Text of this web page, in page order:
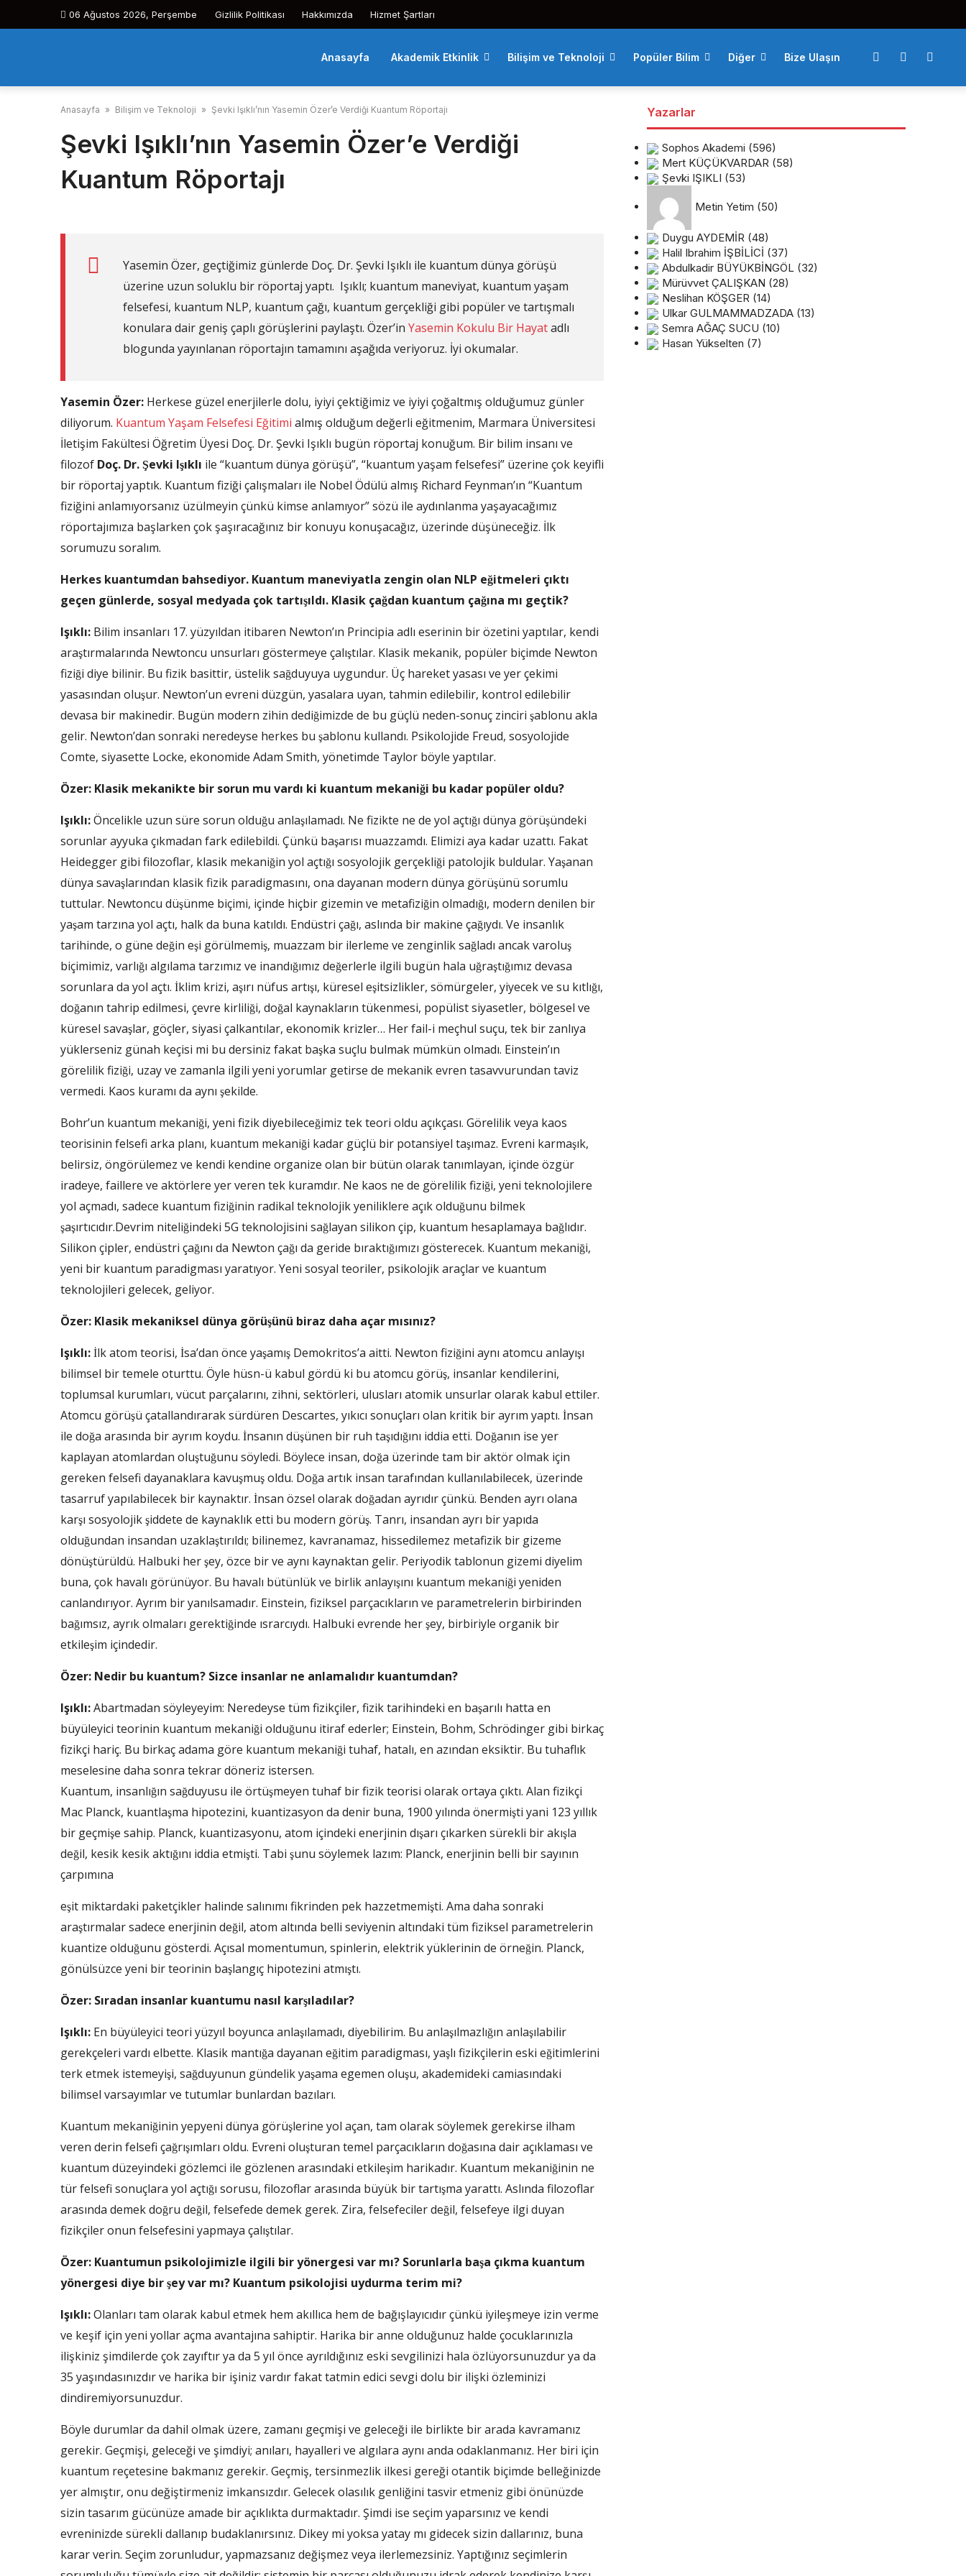
06 Ağustos 2026, Perşembe Gizlilik Politikası Hakkımızda Hizmet Şartları
Anasayfa Akademik Etkinlik Bilişim ve Teknoloji Popüler Bilim Diğer Bize Ulaşın
Anasayfa » Bilişim ve Teknoloji » Şevki Işıklı’nın Yasemin Özer’e Verdiği Kuantum Röportajı
Şevki Işıklı’nın Yasemin Özer’e Verdiği
Kuantum Röportajı
Yasemin Özer, geçtiğimiz günlerde Doç. Dr. Şevki Işıklı ile kuantum dünya görüşü
üzerine uzun soluklu bir röportaj yaptı. Işıklı; kuantum maneviyat, kuantum yaşam
felsefesi, kuantum NLP, kuantum çağı, kuantum gerçekliği gibi popüler ve tartışmalı
konulara dair geniş çaplı görüşlerini paylaştı. Özer’in Yasemin Kokulu Bir Hayatadlı
blogunda yayınlanan röportajın tamamını aşağıda veriyoruz. İyi okumalar.
Yasemin Özer: Herkese güzel enerjilerle dolu, iyiyi çektiğimiz ve iyiyi çoğaltmış olduğumuz günler
diliyorum. Kuantum Yaşam Felsefesi Eğitimi almış olduğum değerli eğitmenim, Marmara Üniversitesi
İletişim Fakültesi Öğretim Üyesi Doç. Dr. Şevki Işıklı bugün röportaj konuğum. Bir bilim insanı ve
filozof Doç. Dr. Şevki Işıklı ile “kuantum dünya görüşü”, “kuantum yaşam felsefesi” üzerine çok keyifli
bir röportaj yaptık. Kuantum fiziği çalışmaları ile Nobel Ödülü almış Richard Feynman’ın “Kuantum
fiziğini anlamıyorsanız üzülmeyin çünkü kimse anlamıyor” sözü ile aydınlanma yaşayacağımız
röportajımıza başlarken çok şaşıracağınız bir konuyu konuşacağız, üzerinde düşüneceğiz. İlk
sorumuzu soralım.
Herkes kuantumdan bahsediyor. Kuantum maneviyatla zengin olan NLP eğitmeleri çıktı
geçen günlerde, sosyal medyada çok tartışıldı. Klasik çağdan kuantum çağına mı geçtik?
Işıklı: Bilim insanları 17. yüzyıldan itibaren Newton’ın Principia adlı eserinin bir özetini yaptılar, kendi
araştırmalarında Newtoncu unsurları göstermeye çalıştılar. Klasik mekanik, popüler biçimde Newton
fiziği diye bilinir. Bu fizik basittir, üstelik sağduyuya uygundur. Üç hareket yasası ve yer çekimi
yasasından oluşur. Newton’un evreni düzgün, yasalara uyan, tahmin edilebilir, kontrol edilebilir
devasa bir makinedir. Bugün modern zihin dediğimizde de bu güçlü neden-sonuç zinciri şablonu akla
gelir. Newton’dan sonraki neredeyse herkes bu şablonu kullandı. Psikolojide Freud, sosyolojide
Comte, siyasette Locke, ekonomide Adam Smith, yönetimde Taylor böyle yaptılar.
Özer: Klasik mekanikte bir sorun mu vardı ki kuantum mekaniği bu kadar popüler oldu?
Işıklı:Öncelikle uzun süre sorun olduğu anlaşılamadı. Ne fizikte ne de yol açtığı dünya görüşündeki
sorunlar ayyuka çıkmadan fark edilebildi. Çünkü başarısı muazzamdı. Elimizi aya kadar uzattı. Fakat
Heidegger gibi filozoflar, klasik mekaniğin yol açtığı sosyolojik gerçekliği patolojik buldular. Yaşanan
dünya savaşlarından klasik fizik paradigmasını, ona dayanan modern dünya görüşünü sorumlu
tuttular. Newtoncu düşünme biçimi, içinde hiçbir gizemin ve metafiziğin olmadığı, modern denilen bir
yaşam tarzına yol açtı, halk da buna katıldı. Endüstri çağı, aslında bir makine çağıydı. Ve insanlık
tarihinde, o güne değin eşi görülmemiş, muazzam bir ilerleme ve zenginlik sağladı ancak varoluş
biçimimiz, varlığı algılama tarzımız ve inandığımız değerlerle ilgili bugün hala uğraştığımız devasa
sorunlara da yol açtı. İklim krizi, aşırı nüfus artışı, küresel eşitsizlikler, sömürgeler, yiyecek ve su kıtlığı,
doğanın tahrip edilmesi, çevre kirliliği, doğal kaynakların tükenmesi, popülist siyasetler, bölgesel ve
küresel savaşlar, göçler, siyasi çalkantılar, ekonomik krizler… Her fail-i meçhul suçu, tek bir zanlıya
yüklerseniz günah keçisi mi bu dersiniz fakat başka suçlu bulmak mümkün olmadı. Einstein’ın
görelilik fiziği, uzay ve zamanla ilgili yeni yorumlar getirse de mekanik evren tasavvurundan taviz
vermedi. Kaos kuramı da aynı şekilde.
Bohr’un kuantum mekaniği, yeni fizik diyebileceğimiz tek teori oldu açıkçası. Görelilik veya kaos
teorisinin felsefi arka planı, kuantum mekaniği kadar güçlü bir potansiyel taşımaz. Evreni karmaşık,
belirsiz, öngörülemez ve kendi kendine organize olan bir bütün olarak tanımlayan, içinde özgür
iradeye, faillere ve aktörlere yer veren tek kuramdır. Ne kaos ne de görelilik fiziği, yeni teknolojilere
yol açmadı, sadece kuantum fiziğinin radikal teknolojik yeniliklere açık olduğunu bilmek
şaşırtıcıdır.Devrim niteliğindeki 5G teknolojisini sağlayan silikon çip, kuantum hesaplamaya bağlıdır.
Silikon çipler, endüstri çağını da Newton çağı da geride bıraktığımızı gösterecek. Kuantum mekaniği,
yeni bir kuantum paradigması yaratıyor. Yeni sosyal teoriler, psikolojik araçlar ve kuantum
teknolojileri gelecek, geliyor.
Özer: Klasik mekaniksel dünya görüşünü biraz daha açar mısınız?
Işıklı:İlk atom teorisi, İsa’dan önce yaşamış Demokritos’a aitti. Newton fiziğini aynı atomcu anlayışı
bilimsel bir temele oturttu. Öyle hüsn-ü kabul gördü ki bu atomcu görüş, insanlar kendilerini,
toplumsal kurumları, vücut parçalarını, zihni, sektörleri, ulusları atomik unsurlar olarak kabul ettiler.
Atomcu görüşü çatallandırarak sürdüren Descartes, yıkıcı sonuçları olan kritik bir ayrım yaptı. İnsan
ile doğa arasında bir ayrım koydu. İnsanın düşünen bir ruh taşıdığını iddia etti. Doğanın ise yer
kaplayan atomlardan oluştuğunu söyledi. Böylece insan, doğa üzerinde tam bir aktör olmak için
gereken felsefi dayanaklara kavuşmuş oldu. Doğa artık insan tarafından kullanılabilecek, üzerinde
tasarruf yapılabilecek bir kaynaktır. İnsan özsel olarak doğadan ayrıdır çünkü. Benden ayrı olana
karşı sosyolojik şiddete de kaynaklık etti bu modern görüş. Tanrı, insandan ayrı bir yapıda
olduğundan insandan uzaklaştırıldı; bilinemez, kavranamaz, hissedilemez metafizik bir gizeme
dönüştürüldü. Halbuki her şey, özce bir ve aynı kaynaktan gelir. Periyodik tablonun gizemi diyelim
buna, çok havalı görünüyor. Bu havalı bütünlük ve birlik anlayışını kuantum mekaniği yeniden
canlandırıyor. Ayrım bir yanılsamadır. Einstein, fiziksel parçacıkların ve parametrelerin birbirinden
bağımsız, ayrık olmaları gerektiğinde ısrarcıydı. Halbuki evrende her şey, birbiriyle organik bir
etkileşim içindedir.
Özer: Nedir bu kuantum? Sizce insanlar ne anlamalıdır kuantumdan?
Işıklı:Abartmadan söyleyeyim: Neredeyse tüm fizikçiler, fizik tarihindeki en başarılı hatta en
büyüleyici teorinin kuantum mekaniği olduğunu itiraf ederler; Einstein, Bohm, Schrödinger gibi birkaç
fizikçi hariç. Bu birkaç adama göre kuantum mekaniği tuhaf, hatalı, en azından eksiktir. Bu tuhaflık
meselesine daha sonra tekrar döneriz istersen.
Kuantum, insanlığın sağduyusu ile örtüşmeyen tuhaf bir fizik teorisi olarak ortaya çıktı. Alan fizikçi
Mac Planck, kuantlaşma hipotezini, kuantizasyon da denir buna, 1900 yılında önermişti yani 123 yıllık
bir geçmişe sahip. Planck, kuantizasyonu, atom içindeki enerjinin dışarı çıkarken sürekli bir akışla
değil, kesik kesik aktığını iddia etmişti. Tabi şunu söylemek lazım: Planck, enerjinin belli bir sayının
çarpımına
eşit miktardaki paketçikler halinde salınımı fikrinden pek hazzetmemişti. Ama daha sonraki
araştırmalar sadece enerjinin değil, atom altında belli seviyenin altındaki tüm fiziksel parametrelerin
kuantize olduğunu gösterdi. Açısal momentumun, spinlerin, elektrik yüklerinin de örneğin. Planck,
gönülsüzce yeni bir teorinin başlangıç hipotezini atmıştı.
Özer: Sıradan insanlar kuantumu nasıl karşıladılar?
Işıklı: En büyüleyici teori yüzyıl boyunca anlaşılamadı, diyebilirim. Bu anlaşılmazlığın anlaşılabilir
gerekçeleri vardı elbette. Klasik mantığa dayanan eğitim paradigması, yaşlı fizikçilerin eski eğitimlerini
terk etmek istemeyişi, sağduyunun gündelik yaşama egemen oluşu, akademideki camiasındaki
bilimsel varsayımlar ve tutumlar bunlardan bazıları.
Kuantum mekaniğinin yepyeni dünya görüşlerine yol açan, tam olarak söylemek gerekirse ilham
veren derin felsefi çağrışımları oldu. Evreni oluşturan temel parçacıkların doğasına dair açıklaması ve
kuantum düzeyindeki gözlemci ile gözlenen arasındaki etkileşim harikadır. Kuantum mekaniğinin ne
tür felsefi sonuçlara yol açtığı sorusu, filozoflar arasında büyük bir tartışma yarattı. Aslında filozoflar
arasında demek doğru değil, felsefede demek gerek. Zira, felsefeciler değil, felsefeye ilgi duyan
fizikçiler onun felsefesini yapmaya çalıştılar.
Özer: Kuantumun psikolojimizle ilgili bir yönergesi var mı? Sorunlarla başa çıkma kuantum
yönergesi diye bir şey var mı? Kuantum psikolojisi uydurma terim mi?
Işıklı:Olanları tam olarak kabul etmek hem akıllıca hem de bağışlayıcıdır çünkü iyileşmeye izin verme
ve keşif için yeni yollar açma avantajına sahiptir. Harika bir anne olduğunuz halde çocuklarınızla
ilişkiniz şimdilerde çok zayıftır ya da 5 yıl önce ayrıldığınız eski sevgilinizi hala özlüyorsunuzdur ya da
35 yaşındasınızdır ve harika bir işiniz vardır fakat tatmin edici sevgi dolu bir ilişki özleminizi
dindiremiyorsunuzdur.
Böyle durumlar da dahil olmak üzere, zamanı geçmişi ve geleceği ile birlikte bir arada kavramanız
gerekir. Geçmişi, geleceği ve şimdiyi; anıları, hayalleri ve algılara aynı anda odaklanmanız. Her biri için
kuantum reçetesine bakmanız gerekir. Geçmiş, tersinmezlik ilkesi gereği otantik biçimde belleğinizde
yer almıştır, onu değiştirmeniz imkansızdır. Gelecek olasılık genliğini tasvir etmeniz gibi önünüzde
sizin tasarım gücünüze amade bir açıklıkta durmaktadır. Şimdi ise seçim yaparsınız ve kendi
evreninizde sürekli dallanıp budaklanırsınız. Dikey mi yoksa yatay mı gidecek sizin dallarınız, buna
karar verin. Seçim zorunludur, yapmazsanız değişmez veya ilerlemezsiniz. Yaptığınız seçimlerin
Yazarlar
Sophos Akademi (596)
Mert KÜÇÜKVARDAR (58)
Şevki IŞIKLI (53)
Metin Yetim (50)
Duygu AYDEMİR (48)
Halil Ibrahim İŞBİLİCİ (37)
Abdulkadir BÜYÜKBİNGÖL (32)
Mürüvvet ÇALIŞKAN (28)
Neslihan KÖŞGER (14)
Ulkar GULMAMMADZADA (13)
Semra AĞAÇ SUCU (10)
Hasan Yükselten (7)